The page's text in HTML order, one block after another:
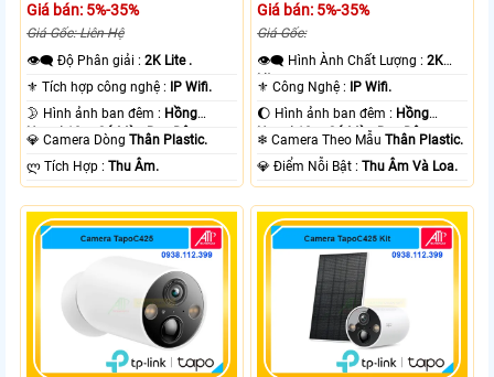
Giá bán: 5%-35%
Giá Gốc: Liên Hệ
👁️‍🗨 Độ Phân giải :2K Lite .
⚜️ Tích hợp công nghệ :
IP Wifi.
🌛 Hình ảnh ban đêm : Hồng
Ngoại 10m Có Màu Ban Ðêm.
💎 Camera DòngThân Plastic.
️ლ Tích Hợp :Thu Âm.
Giá bán: 5%-35%
Giá Gốc:
👁️‍🗨 Hình Ành Chất Lượng :2K
Lite .
⚜️ Công Nghệ :
IP Wifi.
🌔 Hình ảnh ban đêm : Hồng
Ngoại 10m Có Màu Ban Ðêm.
❄ Camera Theo MẫuThân Plastic.
️💎 Điểm Nỗi Bật :Thu Âm Và Loa.